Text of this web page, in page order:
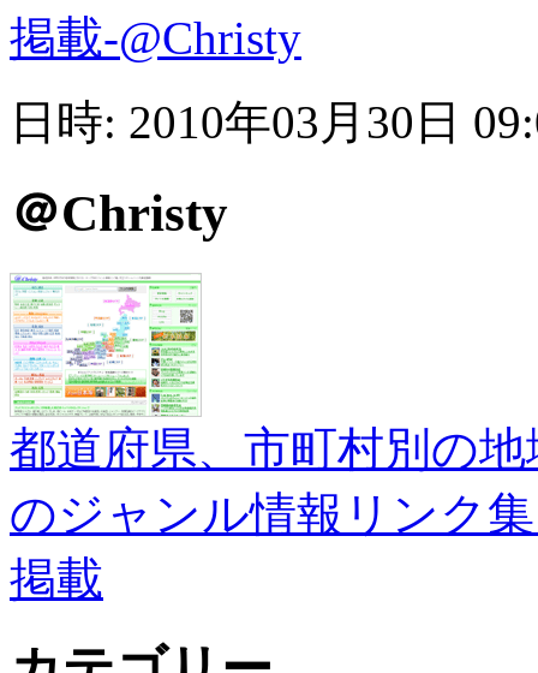
掲載-@Christy
日時: 2010年03月30日
＠Christy
都道府県、市町村別の
のジャンル情報リンク
掲載